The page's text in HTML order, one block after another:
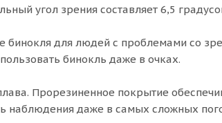
угол зрения составляет 6,5
бинокля для людей с проблемами со
бинокль даже в очках.
Прорезиненное покрытие
наблюдения даже в самых сложных